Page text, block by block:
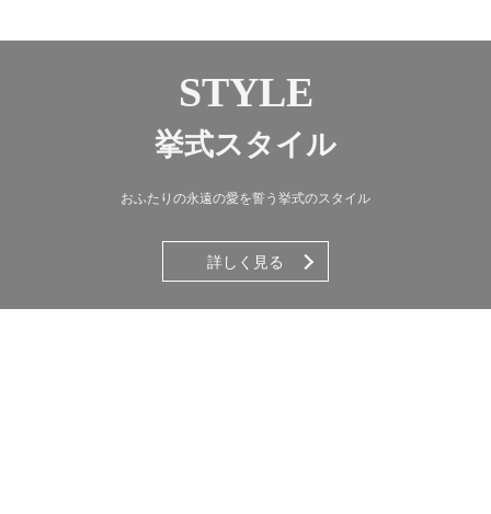
STYLE
挙式スタイル
おふたりの永遠の愛を誓う挙式のスタイル
詳しく見る